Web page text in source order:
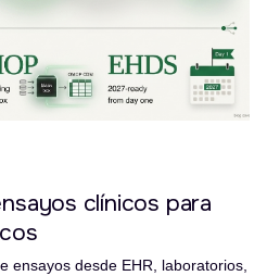
clínicos para
ensayos desde EHR, laboratorios,